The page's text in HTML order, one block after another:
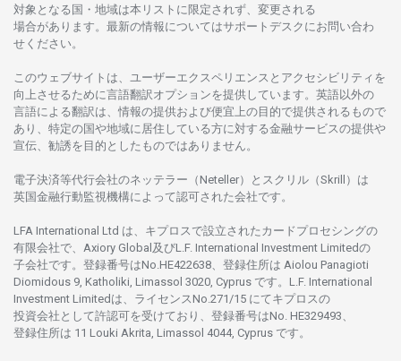
対象となる国 ・ 地域は本 リストに限定さ れず、 変更さ れる
場合があります。 最新の情報についてはサポートデスクに お問い合わ
せくださ い。
このウェブサイトは、 ユーザーエクスペリエンスと アクセシビリティを
向上さ せるために言語翻訳オプションを提供しています。 英語以外の
言語に よる翻訳は、 情報の提供および便宜上の目的で提供さ れるもので
あり、 特定の国や地域に 居住している方に対する金融サービスの提供や
宣伝、 勧誘を 目的としたものではありません。
電子決済等代行会社のネッテラー （Neteller）と スクリル （Skrill）は
英国金融行動監視機構に よって認可さ れた会社です。
LFA International Ltd は、 キプロスで設立さ れた カードプロセシングの
有限会社で、Axiory Global及びL.F. International Investment Limitedの
子会社です。 登録番号はNo.HE422638、 登録住所は Aiolou Panagioti
Diomidous 9, Katholiki, Limassol 3020, Cyprus です。L.F. International
Investment Limitedは、 ライセンスNo.271/15 にてキプロスの
投資会社として許認可を受けており、 登録番号はNo. HE329493、
登録住所は 11 Louki Akrita, Limassol 4044, Cyprus です。